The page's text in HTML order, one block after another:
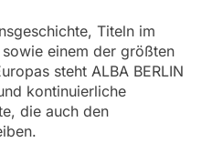
Titeln im
einem der größten
steht ALBA BERLIN
kontinuierliche
die auch den